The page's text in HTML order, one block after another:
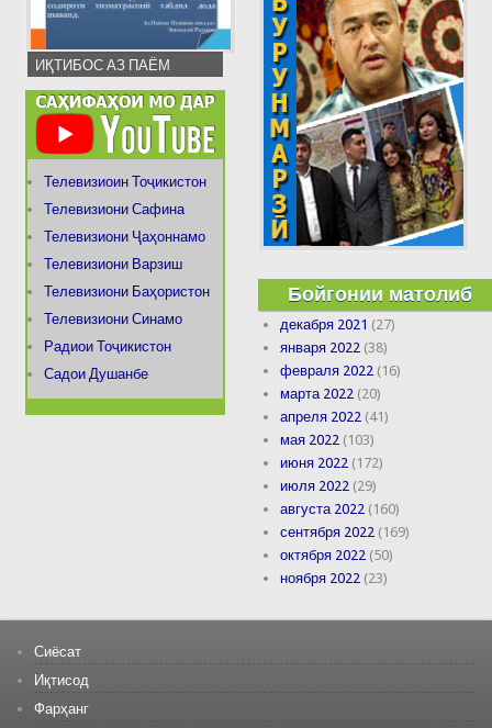
ИҚТИБОС АЗ ПАЁМ
Телевизиоин Тоҷикистон
Телевизиони Сафина
Телевизиони Ҷаҳоннамо
Телевизиони Варзиш
Телевизиони Баҳористон
Телевизиони Синамо
Радиои Тоҷикистон
Садои Душанбе
Бойгонии матолиб
декабря 2021 (27)
января 2022 (38)
февраля 2022 (16)
марта 2022 (20)
апреля 2022 (41)
мая 2022 (103)
июня 2022 (172)
июля 2022 (29)
августа 2022 (160)
сентября 2022 (169)
октября 2022 (50)
ноября 2022 (23)
Сиёсат
Иқтисод
Фарҳанг